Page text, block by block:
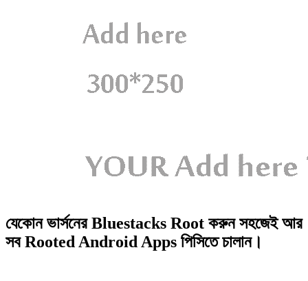
যেকোন ভার্সনের Bluestacks Root করুন সহজেই আর
সব Rooted Android Apps পিসিতে চালান।